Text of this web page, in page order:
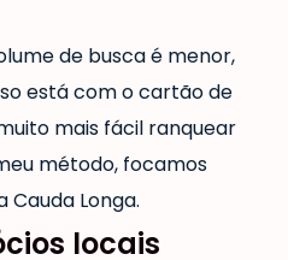
de busca é menor,
está com o cartão de
mais fácil ranquear
método, focamos
Longa.
locais